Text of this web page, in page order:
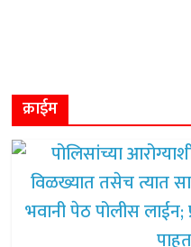
क्राईम